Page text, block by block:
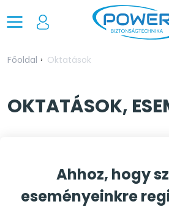
Főoldal Oktatások
OKTATÁSOK,
Ahhoz, hogy
eseményeinkre